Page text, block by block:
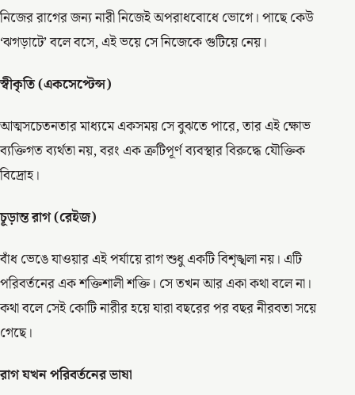
নিজের রাগের জন্য নারী নিজেই অপরাধবোধে ভোগে। পাছে কেউ
‘ঝগড়াটে’ বলে বসে, এই ভয়ে সে নিজেকে গুটিয়ে নেয়।
স্বীকৃতি (একসেপ্টেন্স)
আত্মসচেতনতার মাধ্যমে একসময় সে বুঝতে পারে, তার এই ক্ষোভ
ব্যক্তিগত ব্যর্থতা নয়, বরং এক ত্রুটিপূর্ণ ব্যবস্থার বিরুদ্ধে যৌক্তিক
বিদ্রোহ।
চূড়ান্ত রাগ (রেইজ)
বাঁধ ভেঙে যাওয়ার এই পর্যায়ে রাগ শুধু একটি বিশৃঙ্খলা নয়। এটি
পরিবর্তনের এক শক্তিশালী শক্তি। সে তখন আর একা কথা বলে না।
কথা বলে সেই কোটি নারীর হয়ে যারা বছরের পর বছর নীরবতা সয়ে
গেছে।
রাগ যখন পরিবর্তনের ভাষা